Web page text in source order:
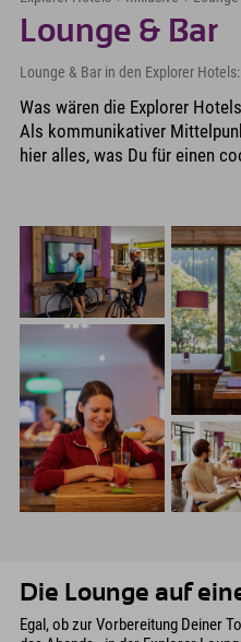
Lounge & Bar
Lounge & Bar in den Explorer
Was wären die Explorer
Als kommunikativer
hier alles, was Du für einen
Die Lounge auf
Egal, ob zur Vorbereitung Deiner